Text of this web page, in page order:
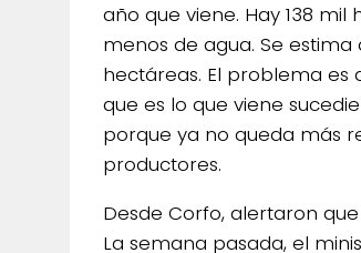
año que viene. Hay 138
menos de agua. Se
hectáreas. El problema es
que es lo que viene
porque ya no queda más
productores.
Desde Corfo, alertaron
La semana pasada, el